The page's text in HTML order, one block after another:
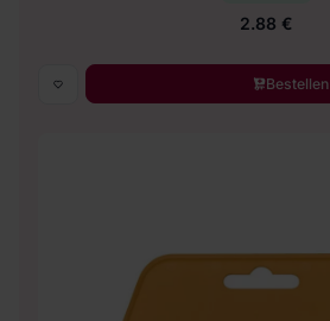
2.88 €
Bestellen